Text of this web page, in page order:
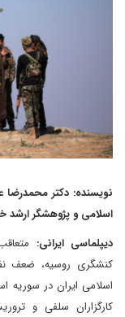
نویسنده: دکتر محمدرضا
اسلامی و پژوهشگر ارشد
دیپلماسی ایرانی:
کنشگری روسیه، ضعف
اسلامی ایران در سوریه
کارگزاران سلفی و